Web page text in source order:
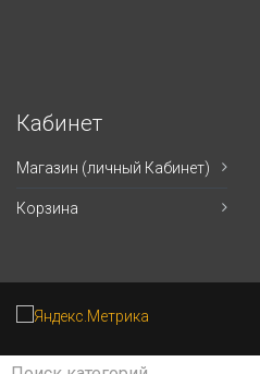
Кабинет
Магазин (личный Кабинет)
Корзина